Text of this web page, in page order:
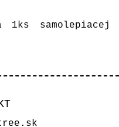
1ks samolepiacej